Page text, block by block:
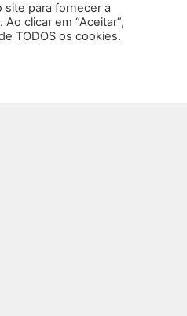
site para fornecer a
clicar em “Aceitar”,
TODOS os cookies.